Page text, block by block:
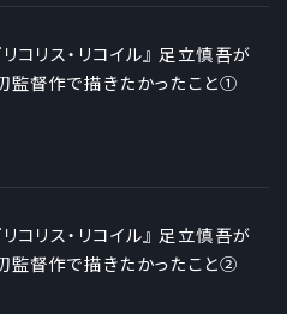
リコリス・リコイル』 足立慎吾が
監督作で描きたかったこと①
リコリス・リコイル』 足立慎吾が
監督作で描きたかったこと②